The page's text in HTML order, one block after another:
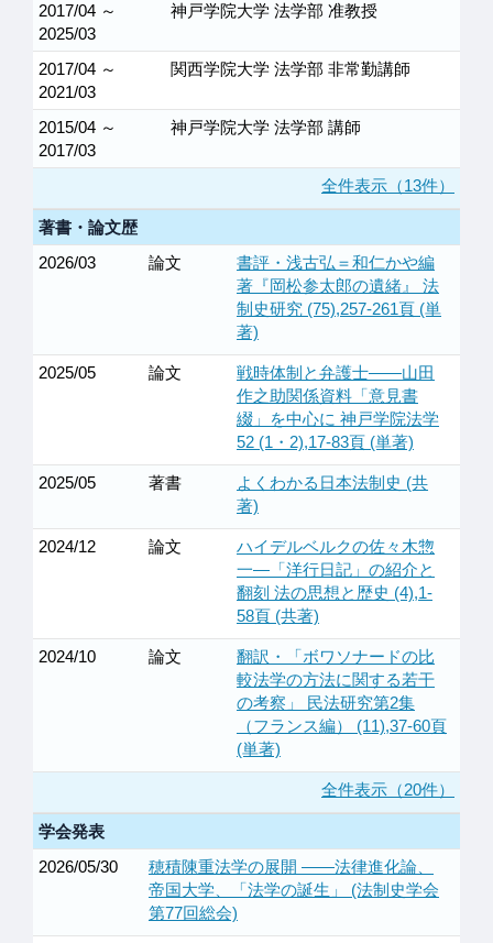
2017/04 ～
2025/03
神戸学院大学 法学部 准教授
2017/04 ～
2021/03
関西学院大学 法学部 非常勤講師
2015/04 ～
2017/03
神戸学院大学 法学部 講師
全件表示（13件）
著書・論文歴
2026/03
論文
書評・浅古弘＝和仁かや編
著『岡松参太郎の遺緒』 法
制史研究 (75),257-261頁 (単
著)
2025/05 論文
戦時体制と弁護士——山田
作之助関係資料「意見書
綴」を中心に 神戸学院法学
52 (1・2),17-83頁 (単著)
2025/05 著書
よくわかる日本法制史 (共
著)
2024/12 論文
ハイデルベルクの佐々木惣
一—「洋行日記」の紹介と
翻刻 法の思想と歴史 (4),1-
58頁 (共著)
2024/10 論文
翻訳・「ボワソナードの比
較法学の方法に関する若干
の考察」 民法研究第2集
（フランス編） (11),37-60頁
(単著)
全件表示（20件）
学会発表
2026/05/30
穂積陳重法学の展開 ——法律進化論、
帝国大学、「法学の誕生」 (法制史学会
第77回総会)